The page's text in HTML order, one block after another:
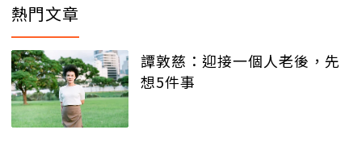
熱門文章
譚敦慈：迎接一個人老後，先
想5件事